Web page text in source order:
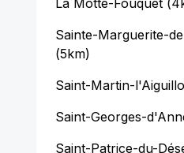
La Motte-Fouquet(
Sainte-Marguerite-
(5km)
Saint-Martin-
Saint-Georges-
Saint-Patrice-du-